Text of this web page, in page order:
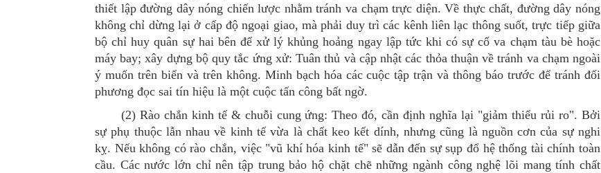
thiết lập đường dây nóng chiến lược nhằm tránh va chạm trực diện. Về thực chất, đường dây nóng
không chỉ dừng lại ở cấp độ ngoại giao, mà phải duy trì các kênh liên lạc thông suốt, trực tiếp giữa
bộ chỉ huy quân sự hai bên để xử lý khủng hoảng ngay lập tức khi có sự cố va chạm tàu bè hoặc
máy bay; xây dựng bộ quy tắc ứng xử: Tuân thủ và cập nhật các thỏa thuận về tránh va chạm ngoài
ý muốn trên biển và trên không. Minh bạch hóa các cuộc tập trận và thông báo trước để tránh đối
phương đọc sai tín hiệu là một cuộc tấn công bất ngờ.
(2) Rào chắn kinh tế & chuỗi cung ứng: Theo đó, cần định nghĩa lại "giảm thiểu rủi ro". Bởi
sự phụ thuộc lẫn nhau về kinh tế vừa là chất keo kết dính, nhưng cũng là nguồn cơn của sự nghi
kỵ. Nếu không có rào chắn, việc "vũ khí hóa kinh tế" sẽ dẫn đến sự sụp đổ hệ thống tài chính toàn
cầu. Các nước lớn chỉ nên tập trung bảo hộ chặt chẽ những ngành công nghệ lõi mang tính chất